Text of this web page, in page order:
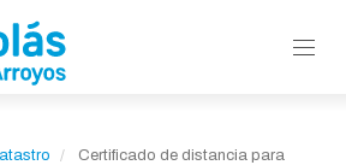
Certificado de distancia para